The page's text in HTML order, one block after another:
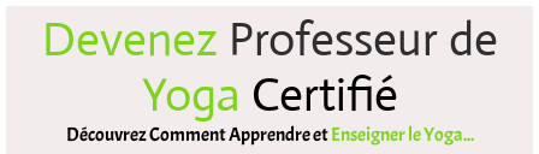
Devenez Professeur de
Yoga Certifié
Découvrez Comment Apprendre etEnseigner le Yoga...